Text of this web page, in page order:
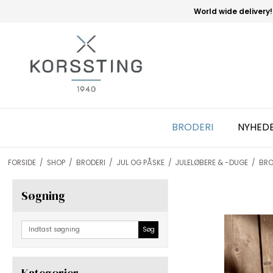
World wide delivery!
BRODERI
FORSIDE / SHOP / BRODERI / JUL OG PÅSKE / JULELØBERE & -DUGE /
Søgning
Søg